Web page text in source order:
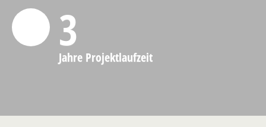
3
Jahre Projektlaufzeit